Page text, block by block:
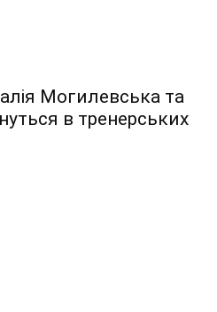
Могилевська та
в тренерських